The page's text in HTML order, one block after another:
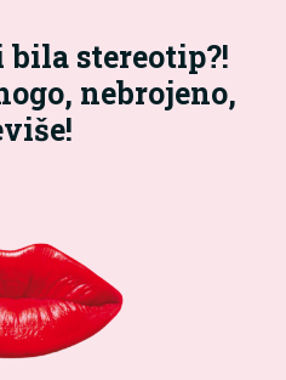
stereotip?!
nebrojeno,